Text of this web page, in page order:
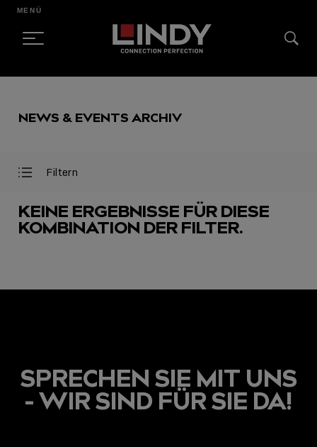
CONTENT
MENÜ
NEWS & EVENTS ARCHIV
Filter
Filter
Filtern
KEINE ERGEBNISSE FÜR DIESE
KOMBINATION DER FILTER.
SPRECHEN SIE MIT UNS
- WIR SIND FÜR SIE DA!